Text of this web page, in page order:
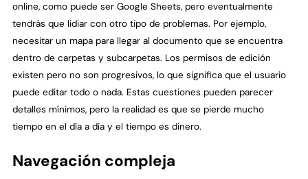
online, como puede ser Google Sheets, pero eventualmente
tendrás que lidiar con otro tipo de problemas. Por ejemplo,
necesitar un mapa para llegar al documento que se encuentra
dentro de carpetas y subcarpetas. Los permisos de edición
existen pero no son progresivos, lo que significa que el usuario
puede editar todo o nada. Estas cuestiones pueden parecer
detalles mínimos, pero la realidad es que se pierde mucho
tiempo en el día a día y el tiempo es dinero.
Navegación compleja